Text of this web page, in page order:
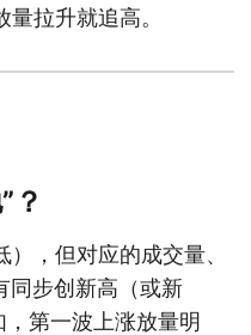
拉升就追高。
？
，但对应的成交量、
同步创新高（或新
，第一波上涨放量明